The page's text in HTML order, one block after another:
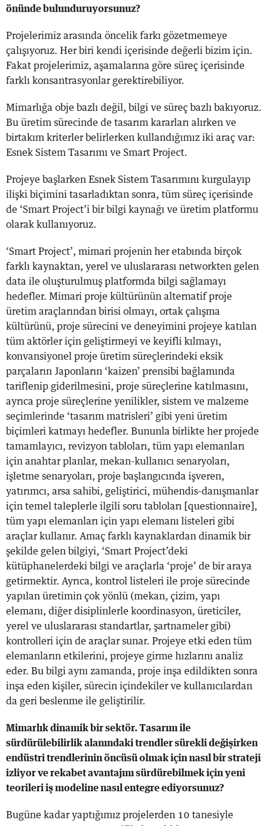
önünde bulunduruyorsunuz?
Projelerimiz arasında öncelik farkı gözetmemeye
çalışıyoruz. Her biri kendi içerisinde değerli bizim için.
Fakat projelerimiz, aşamalarına göre süreç içerisinde
farklı konsantrasyonlar gerektirebiliyor.
Mimarlığa obje bazlı değil, bilgi ve süreç bazlı bakıyoruz.
Bu üretim sürecinde de tasarım kararları alırken ve
birtakım kriterler belirlerken kullandığımız iki araç var:
Esnek Sistem Tasarımı ve Smart Project.
Projeye başlarken Esnek Sistem Tasarımını kurgulayıp
ilişki biçimini tasarladıktan sonra, tüm süreç içerisinde
de ‘Smart Project’i bir bilgi kaynağı ve üretim platformu
olarak kullanıyoruz.
‘Smart Project’, mimari projenin her etabında birçok
farklı kaynaktan, yerel ve uluslararası networkten gelen
data ile oluşturulmuş platformda bilgi sağlamayı
hedefler. Mimari proje kültürünün alternatif proje
üretim araçlarından birisi olmayı, ortak çalışma
kültürünü, proje sürecini ve deneyimini projeye katılan
tüm aktörler için geliştirmeyi ve keyifli kılmayı,
konvansiyonel proje üretim süreçlerindeki eksik
parçaların Japonların ‘kaizen’ prensibi bağlamında
tariflenip giderilmesini, proje süreçlerine katılmasını,
ayrıca proje süreçlerine yenilikler, sistem ve malzeme
seçimlerinde ‘tasarım matrisleri’ gibi yeni üretim
biçimleri katmayı hedefler. Bununla birlikte her projede
tamamlayıcı, revizyon tabloları, tüm yapı elemanları
için anahtar planlar, mekan-kullanıcı senaryoları,
işletme senaryoları, proje başlangıcında işveren,
yatırımcı, arsa sahibi, geliştirici, mühendis-danışmanlar
için temel taleplerle ilgili soru tabloları [questionnaire],
tüm yapı elemanları için yapı elemanı listeleri gibi
araçlar kullanır. Amaç farklı kaynaklardan dinamik bir
şekilde gelen bilgiyi, ‘Smart Project’deki
kütüphanelerdeki bilgi ve araçlarla ‘proje’ de bir araya
getirmektir. Ayrıca, kontrol listeleri ile proje sürecinde
yapılan üretimin çok yönlü (mekan, çizim, yapı
elemanı, diğer disiplinlerle koordinasyon, üreticiler,
yerel ve uluslararası standartlar, şartnameler gibi)
kontrolleri için de araçlar sunar. Projeye etki eden tüm
elemanların etkilerini, projeye girme hızlarını analiz
eder. Bu bilgi aynı zamanda, proje inşa edildikten sonra
inşa eden kişiler, sürecin içindekiler ve kullanıcılardan
da geri beslenme ile geliştirilir.
Mimarlık dinamik bir sektör. Tasarım ile
sürdürülebilirlik alanındaki trendler sürekli değişirken
endüstri trendlerinin öncüsü olmak için nasıl bir strateji
izliyor ve rekabet avantajını sürdürebilmek için yeni
teorileri iş modeline nasıl entegre ediyorsunuz?
Bugüne kadar yaptığımız projelerden 10 tanesiyle